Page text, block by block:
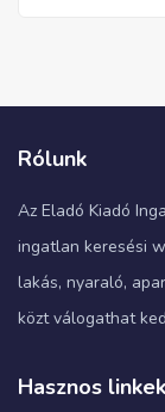
Rólunk
Az Eladó Kiadó
ingatlan keresési
lakás, nyaraló,
közt válogathat
Hasznos linkek